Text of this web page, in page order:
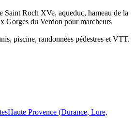
Saint Roch XVe, aqueduc, hameau de la
Gorges du Verdon pour marcheurs
piscine, randonnées pédestres et VTT.